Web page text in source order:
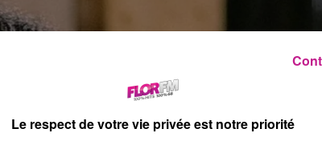
Le respect de votre vie privée est notre priorité